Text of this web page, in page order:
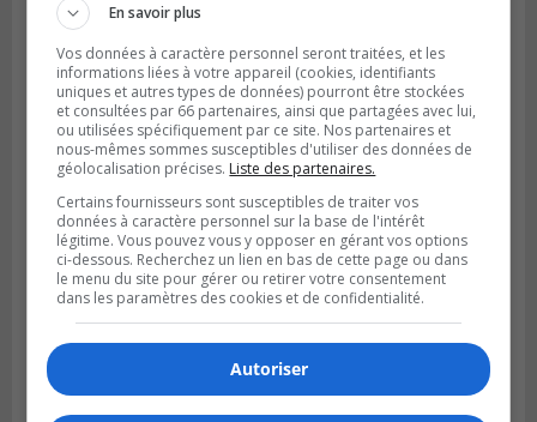
BOUCHERVILLE
Publié le 13 juillet 2026 à 10h43
Boucherville et le CSSP discutent d’une
Planification scolaire
En savoir plus
Vos données à caractère personnel seront traitées, et les
informations liées à votre appareil (cookies, identifiants
uniques et autres types de données) pourront être stockées
et consultées par 66 partenaires, ainsi que partagées avec lui,
ou utilisées spécifiquement par ce site. Nos partenaires et
nous-mêmes sommes susceptibles d'utiliser des données de
géolocalisation précises. Liste des partenaires.
Certains fournisseurs sont susceptibles de traiter vos
données à caractère personnel sur la base de l'intérêt
légitime. Vous pouvez vous y opposer en gérant vos options
ci-dessous. Recherchez un lien en bas de cette page ou dans
le menu du site pour gérer ou retirer votre consentement
dans les paramètres des cookies et de confidentialité.
Autoriser